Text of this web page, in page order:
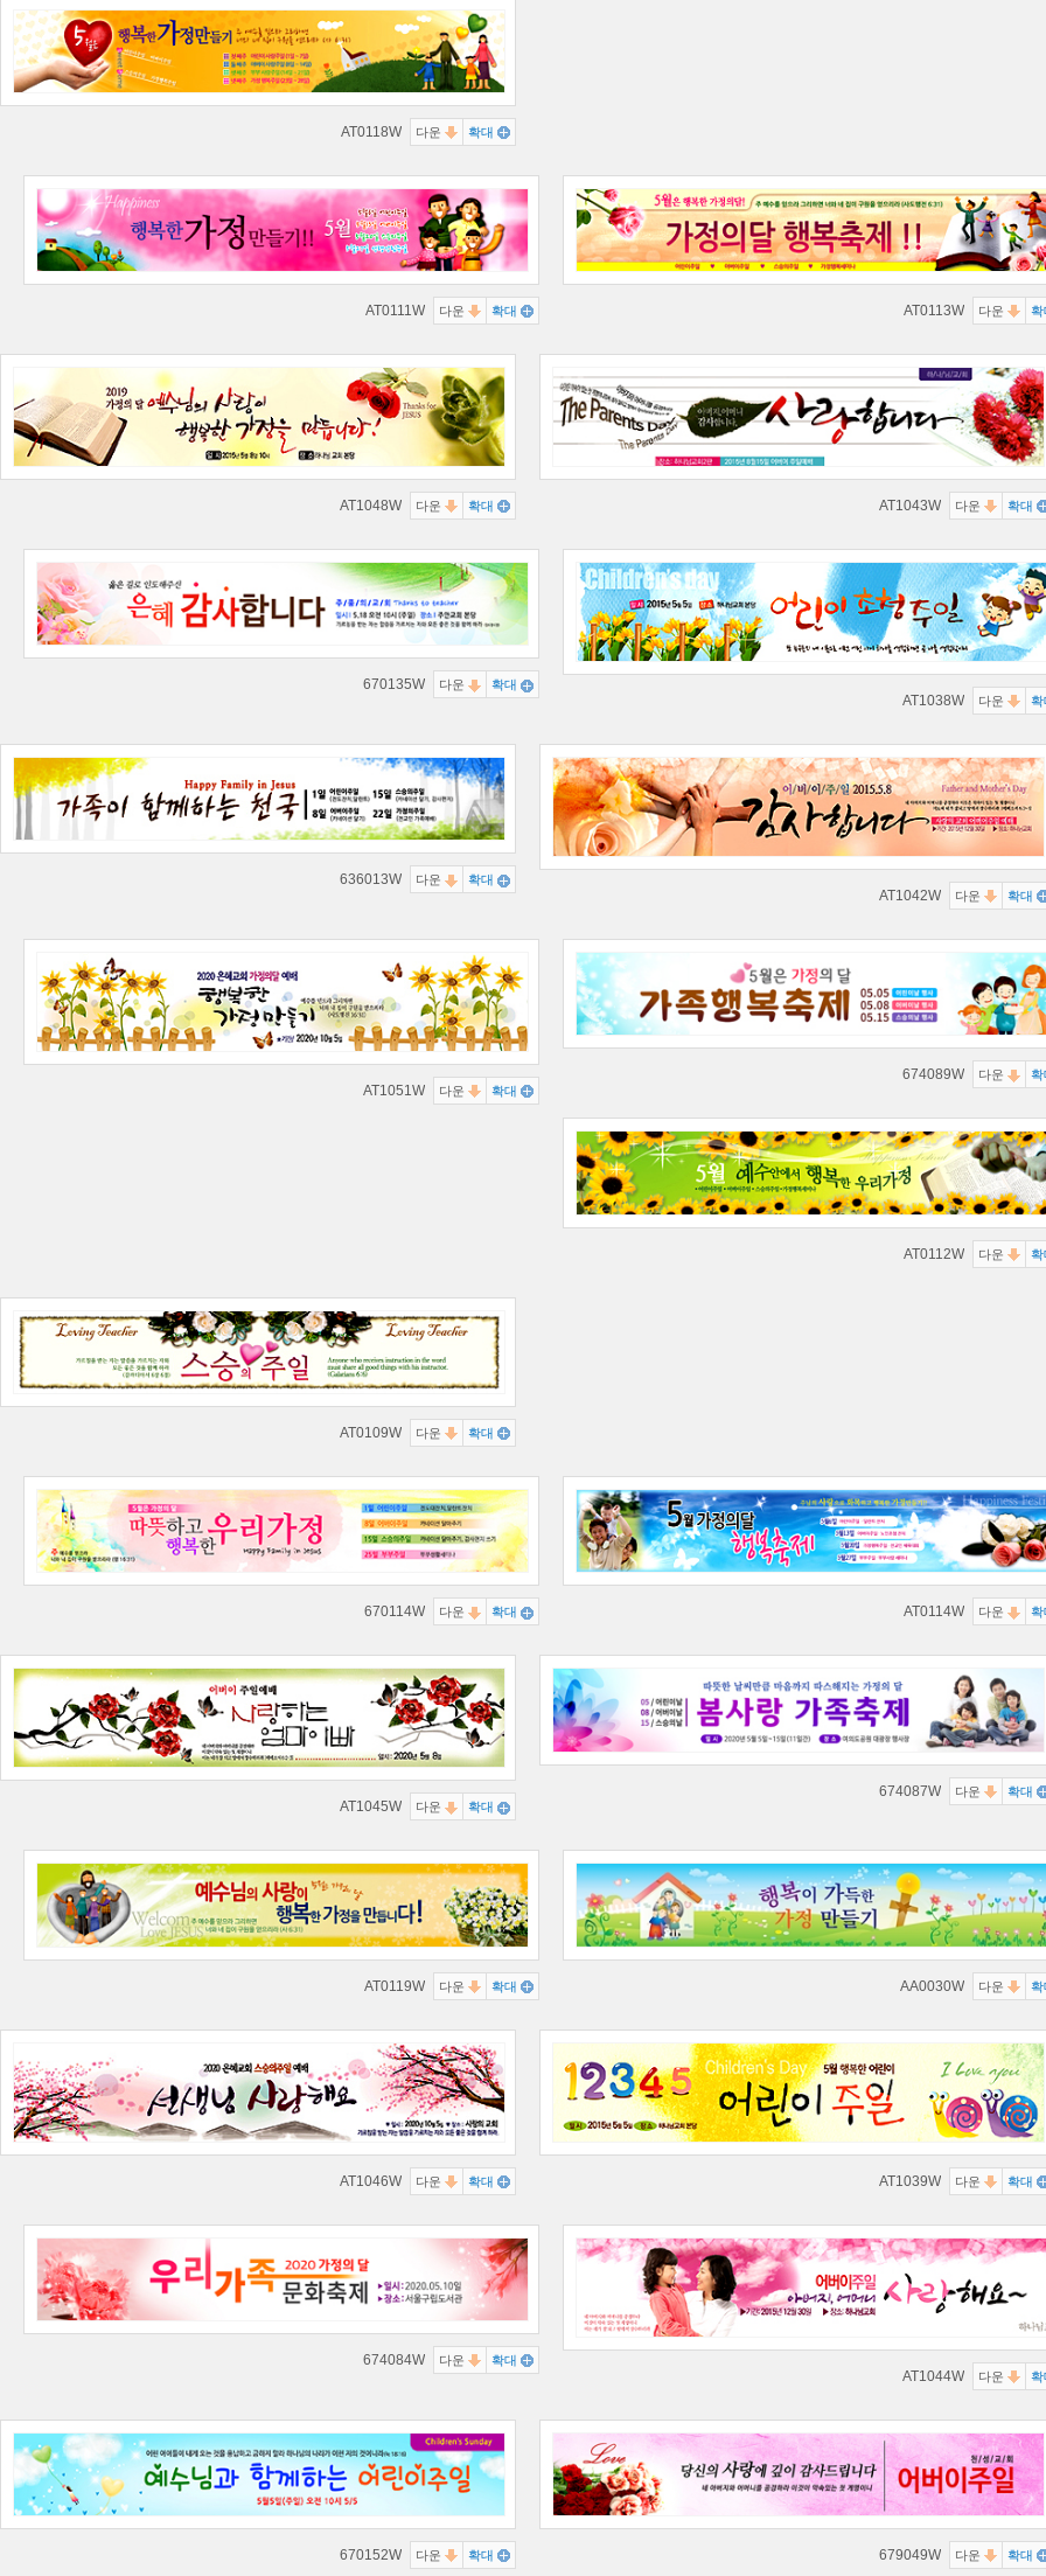
AT0118W 다운 확대
AT0111W 다운 확대 AT0113W 다운
AT1048W 다운 확대 AT1043W 다운 확대
670135W 다운 확대
AT1038W 다운
636013W 다운 확대
AT1042W 다운 확대
AT1051W 다운 확대
674089W 다운
AT0112W 다운
AT0109W 다운 확대
670114W 다운 확대 AT0114W 다운
AT1045W 다운 확대
674087W 다운 확대
AT0119W 다운 확대 AA0030W 다운
AT1046W 다운 확대 AT1039W 다운 확대
674084W 다운 확대
AT1044W 다운
670152W 다운 확대 679049W 다운 확대